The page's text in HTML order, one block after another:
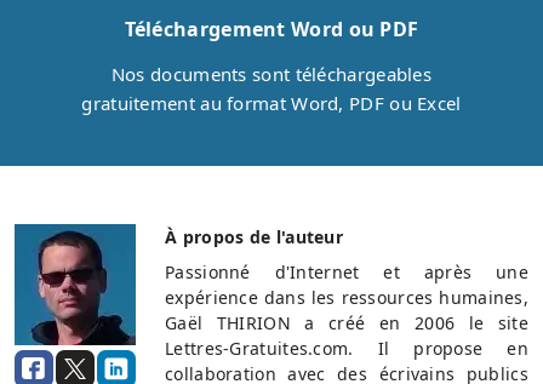
Téléchargement Word ou PDF
Nos documents sont téléchargeables
gratuitement au format Word, PDF ou Excel
À propos de l'auteur
Passionné d'Internet et après une
expérience dans les ressources humaines,
Gaël THIRION a créé en 2006 le site
Lettres-Gratuites.com. Il propose en
collaboration avec des écrivains publics